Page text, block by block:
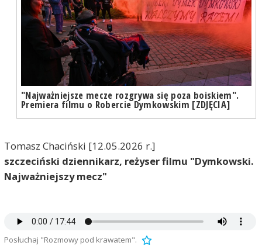
"Najważniejsze mecze rozgrywa się poza boiskiem".
Premiera filmu o Robercie Dymkowskim [ZDJĘCIA]
Tomasz Chaciński [12.05.2026 r.]
szczeciński dziennikarz, reżyser filmu "Dymkowski.
Najważniejszy mecz"
Posłuchaj "Rozmowy pod krawatem".